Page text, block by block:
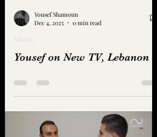
Yousef Shamoun
Dec 4, 2025
0 min read
Media
Yousef on New TV, Lebanon